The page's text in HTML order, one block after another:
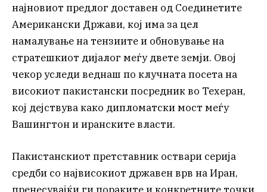
најновиот предлог доставен од Соединетите
Американски Држави, кој има за цел
намалување на тензиите и обновување на
стратешкиот дијалог меѓу двете земји. Овој
чекор уследи веднаш по клучната посета на
високиот пакистански посредник во Техеран,
кој дејствува како дипломатски мост меѓу
Вашингтон и иранските власти.
Пакистанскиот претставник оствари серија
средби со највисокиот државен врв на Иран,